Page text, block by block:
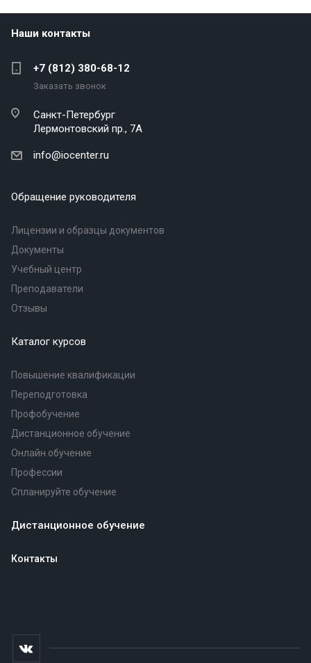
Наши контакты
+7 (812) 380-68-12
Заказать звонок
Санкт-Петербург
Лермонтовский пр., 7А
info@iocenter.ru
Обращение руководителя
Лицензии и образцы документов
Документы
Учебный центр
Преподаватели
Отзывы
Каталог курсов
Повышение квалификации
Переподготовка
Профобучение
Дистанционное обучение
Онлайн обучение
Профессии
Спланируйте обучение
Дистанционное обучение
Контакты